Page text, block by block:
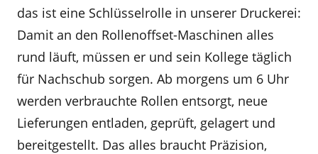
das ist eine Schlüsselrolle in unserer Druckerei:
Damit an den Rollen­offset-­Maschinen alles
rund läuft, müssen er und sein Kol­lege täglich
für Nachschub sorgen. Ab morgens um 6 Uhr
werden verbrauchte Rollen entsorgt, neue
Liefe­rungen entladen, geprüft, gelagert und
bereitgestellt. Das alles braucht Präzision,